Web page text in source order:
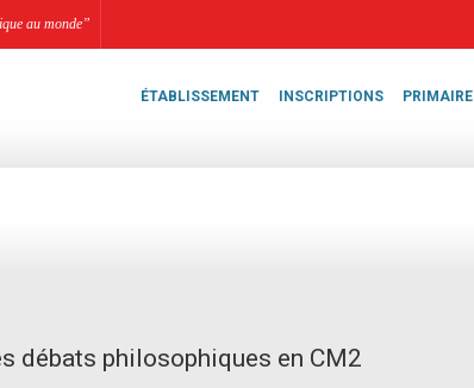
au monde”
ÉTABLISSEMENT INSCRIPTIONS PRIMAIRE
débats philosophiques en CM2